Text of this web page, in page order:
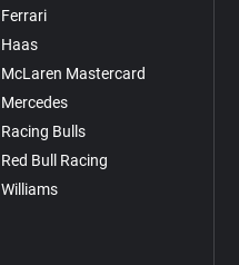
Ferrari
Haas
McLaren Mastercard
Mercedes
Racing Bulls
Red Bull Racing
Williams